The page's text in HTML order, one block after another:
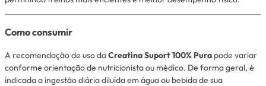
Como consumir
A recomendação de uso daCreatina Suport 100% Pura pode variar
conforme orientação de nutricionista ou médico. De forma geral, é
indicada a ingestão diária diluída em água ou bebida de sua